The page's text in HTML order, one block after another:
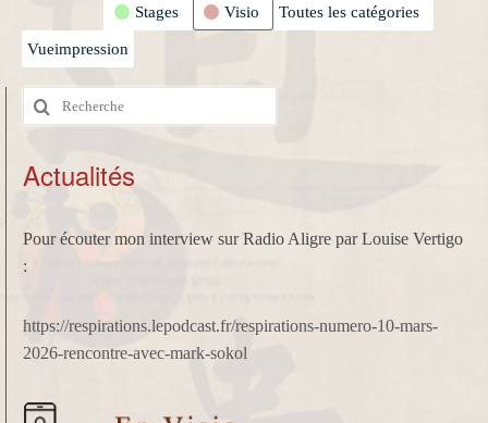
Stages Visio Toutes les catégories
Vueimpression
Rechercher
:
Actualités
Pour écouter mon interview sur Radio Aligre par Louise Vertigo
:
https://respirations.lepodcast.fr/respirations-numero-10-mars-
2026-rencontre-avec-mark-sokol